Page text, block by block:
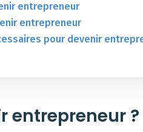
entrepreneur
entrepreneur
pour devenir
entrepreneur ?